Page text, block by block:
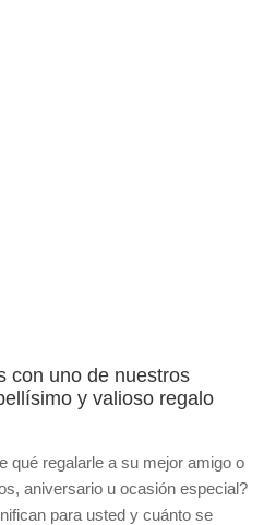
con uno de nuestros
y valioso regalo
qué regalarle a su mejor amigo o
aniversario u ocasión especial?
para usted y cuánto se